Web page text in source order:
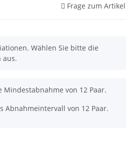
Frage zum Artikel
Wählen Sie bitte die
aus.
Mindestabnahme von 12 Paar.
Abnahmeintervall von 12 Paar.